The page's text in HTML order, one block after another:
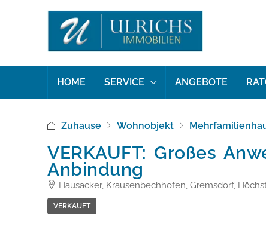
HOME SERVICE ANGEBOTE
Zuhause Wohnobjekt
VERKAUFT: Großes
Anbindung
Hausacker, Krausenbechhofen, Gremsdorf,
VERKAUFT